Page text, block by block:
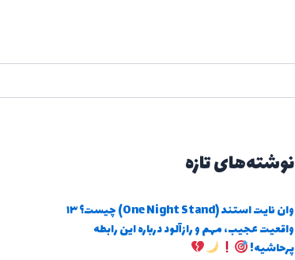
نوشته‌های تازه
وان نایت استند (One Night Stand) چیست؟ ۱۳
واقعیت عجیب، مهم و رازآلود درباره این رابطه
پرحاشیه!